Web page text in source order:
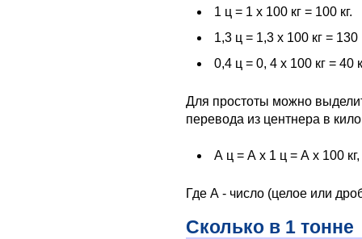
1 ц = 1 х 100 кг = 100 кг.
1,3 ц = 1,3 х 100 кг = 130
0,4 ц = 0, 4 х 100 кг = 40
Для простоты можно
перевода из центнера в
А ц = А х 1 ц = А х 100 кг,
Где А - число (целое или
Сколько в 1 тонне